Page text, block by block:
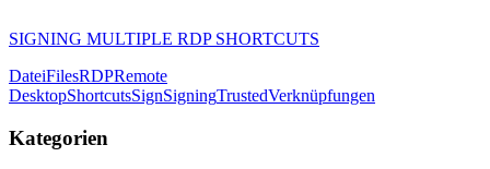
SIGNING MULTIPLE RDP SHORTCUTS
DateiFilesRDPRemote
DesktopShortcutsSignSigningTrustedVerknüpfungen
Kategorien